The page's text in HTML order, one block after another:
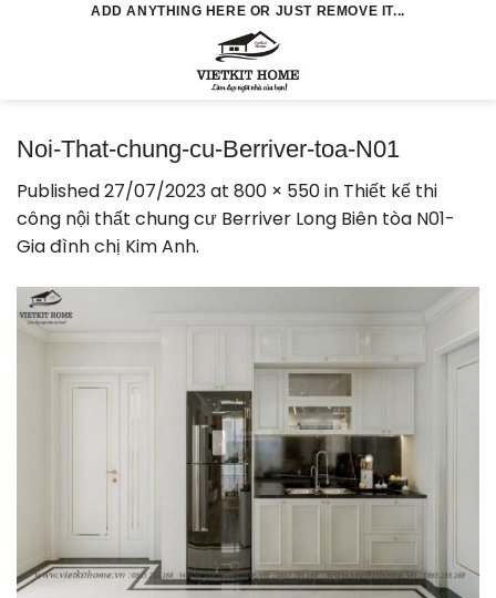
ADD ANYTHING HERE OR JUST REMOVE IT...
Noi-That-chung-cu-Berriver-toa-N01
Published27/07/2023at 800 × 550in Thiết kế thi
công nội thất chung cư Berriver Long Biên tòa N01-
Gia đình chị Kim Anh.